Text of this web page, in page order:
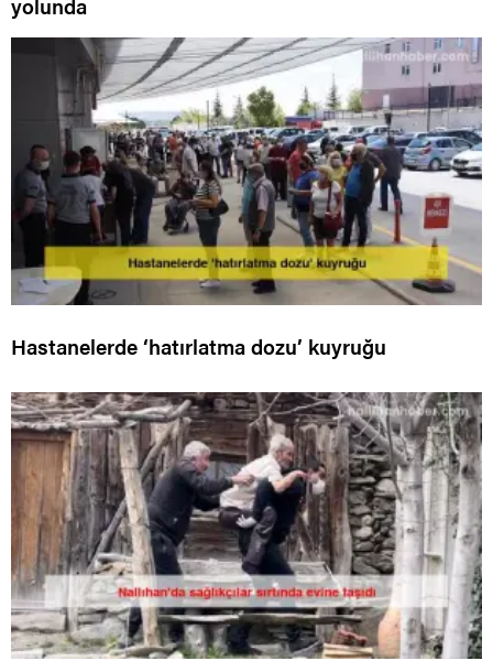
yolunda
Hastanelerde ‘hatırlatma dozu’ kuyruğu